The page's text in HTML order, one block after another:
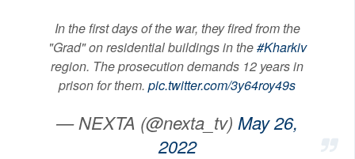
In the first days of the war, they fired from the
"Grad" on residential buildings in the#Kharkiv
region. The prosecution demands 12 years in
prison for them. pic.twitter.com/3y64roy49s
— NEXTA (@nexta_tv) May 26,
2022